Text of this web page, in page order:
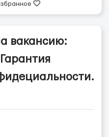
вакансию: